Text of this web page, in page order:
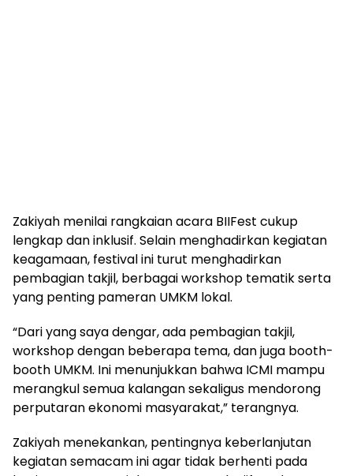
Zakiyah menilai rangkaian acara BIIFest cukup
lengkap dan inklusif. Selain menghadirkan kegiatan
keagamaan, festival ini turut menghadirkan
pembagian takjil, berbagai workshop tematik serta
yang penting pameran UMKM lokal.
“Dari yang saya dengar, ada pembagian takjil,
workshop dengan beberapa tema, dan juga booth-
booth UMKM. Ini menunjukkan bahwa ICMI mampu
merangkul semua kalangan sekaligus mendorong
perputaran ekonomi masyarakat,” terangnya.
Zakiyah menekankan, pentingnya keberlanjutan
kegiatan semacam ini agar tidak berhenti pada